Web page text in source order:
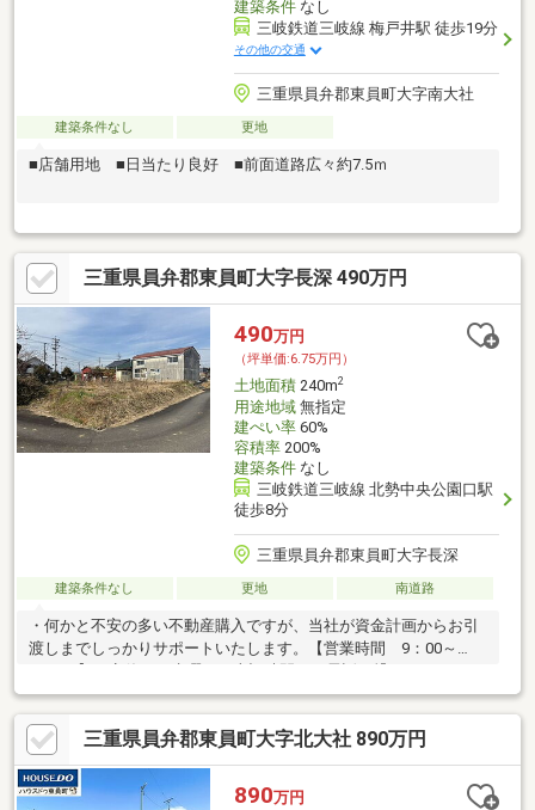
建築条件なし
三岐鉄道三岐線 梅戸井駅 徒歩19分
その他の交通
三重県員弁郡東員町大字南大社
建築条件なし 更地
■店舗用地 ■日当たり良好 ■前面道路広々約7.5ｍ
三重県員弁郡東員町大字長深 490万円
490万円
（坪単価:6.75万円）
土地面積240m2
用途地域無指定
建ぺい率60%
容積率200%
建築条件なし
三岐鉄道三岐線 北勢中央公園口駅
徒歩8分
三重県員弁郡東員町大字長深
建築条件なし 更地 南道路
・何かと不安の多い不動産購入ですが、当社が資金計画からお引
渡しまでしっかりサポートいたします。【営業時間 9：00～
18：00】（定休日：水曜日）上記時間はお電話が繋がりやすくな
っており…
三重県員弁郡東員町大字北大社 890万円
890万円